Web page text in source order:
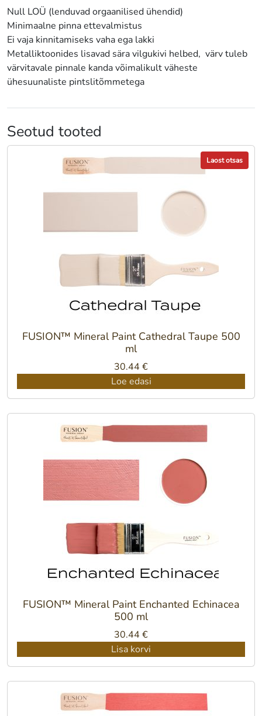
Null LOÜ (lenduvad orgaanilised ühendid)
Minimaalne pinna ettevalmistus
Ei vaja kinnitamiseks vaha ega lakki
Metalliktoonides lisavad sära vilgukivi helbed, värv tuleb
värvitavale pinnale kanda võimalikult väheste
ühesuunaliste pintslitõmmetega
Seotud tooted
Laost otsas
FUSION™ Mineral Paint Cathedral Taupe 500
ml
30.44 €
Loe edasi
FUSION™ Mineral Paint Enchanted Echinacea
500 ml
30.44 €
Lisa korvi